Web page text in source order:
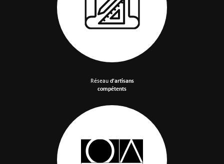
Réseaud'artisans
compétents